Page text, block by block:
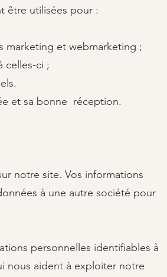
être utilisées pour :
marketing et webmarketing ;
celles-ci ;
et sa bonne réception.
notre site. Vos informations
à une autre société pour
personnelles identifiables à
nous aident à exploiter notre